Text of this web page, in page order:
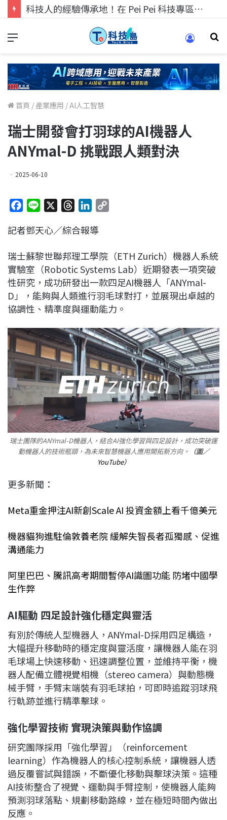
科技人找工作，就到TECH+ 科技專區!
首頁 / 產業應用 /AI人工智慧
瑞士開發會打羽球的AI機器人
ANYmal-D 挑戰跟人類對決
2025-06-10
c
b
o
o
k
n
r
a
d
s
n
e
d
I
n
i
n
k
記者鄧天心／綜合報導
瑞士蘇黎世聯邦理工學院（ETH Zurich）機器人系統
實驗室（Robotic Systems Lab）近期發表一項突破
性研究，成功研發出一款四足AI機器人「ANYmal-
D」，能夠與人類進行羽毛球對打，並展現出卓越的
協調性、精準度與運動能力。
瑞士團隊的ANYmal-D機器人，結合AI強化學習與四足設計，成功突破運
動機器人的技術瓶頸，為未來智慧機器人應用開拓新方向。
（圖／
YouTube）
更多新聞：
Meta重金押注AI新創Scale AI 投資金額上看千億美元
機器貓狗進駐倫敦養老院 緩解失智長者孤獨感、促進
溝通能力
阿里巴巴、騰訊高考期間暫停AI識圖功能 防堵中國學
生作弊
AI驅動 四足設計強化穩定與靈活
有別於傳統人型機器人，ANYmal-D採用四足構造，
大幅提升移動時的穩定度與靈活度，讓機器人能在羽
毛球場上快速移動、迅速調整位置，並維持平衡，機
器人配備立體視覺相機（stereo camera）與動態機
械手臂，手臂末端裝有羽毛球拍，可即時追蹤羽球飛
行軌跡並進行精準擊球。
強化學習技術 實現決策與動作協調
研究團隊採用「強化學習」（reinforcement
learning）作為機器人的核心控制系統，讓機器人透
過反覆嘗試與錯誤，不斷優化移動與擊球決策。這種
AI技術整合了視覺、運動與手臂控制，使機器人能夠
預測羽球落點、規劃移動路線，並在極短時間內做出
反應。